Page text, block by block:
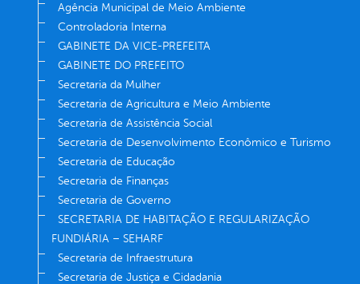
Agência Municipal de Meio Ambiente
Controladoria Interna
GABINETE DA VICE-PREFEITA
GABINETE DO PREFEITO
Secretaria da Mulher
Secretaria de Agricultura e Meio Ambiente
Secretaria de Assistência Social
Secretaria de Desenvolvimento Econômico e Turismo
Secretaria de Educação
Secretaria de Finanças
Secretaria de Governo
SECRETARIA DE HABITAÇÃO E REGULARIZAÇÃO
FUNDIÁRIA – SEHARF
Secretaria de Infraestrutura
Secretaria de Justiça e Cidadania